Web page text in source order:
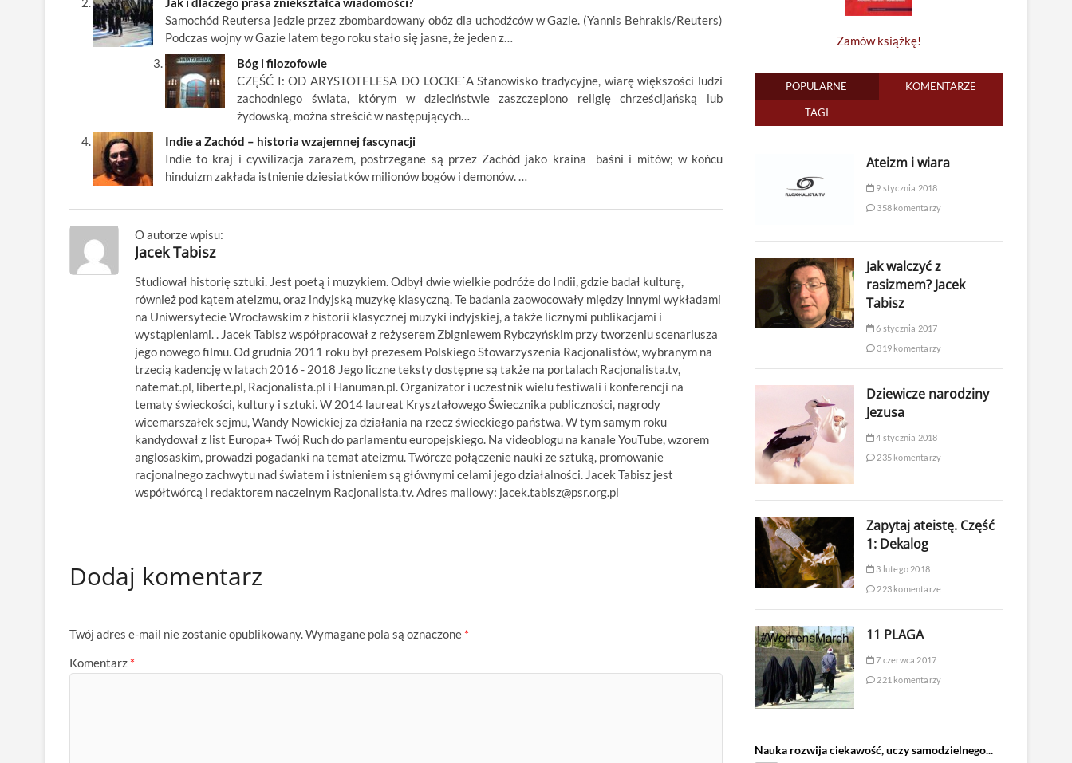
k
Samochód Reutersa jedzie przez zbombardowany obóz dla uchodźców w Gazie. (Yannis Behrakis/Reuters)
Podczas wojny w Gazie latem tego roku stało się jasne, że jeden z…
Bóg i filozofowie
CZĘŚĆ I: OD ARYSTOTELESA DO LOCKE´A Stanowisko tradycyjne, wiarę większości ludzi
zachodniego świata, którym w dzieciństwie zaszczepiono religię chrześcijańską lub
żydowską, można streścić w następujących…
Indie a Zachód – historia wzajemnej fascynacji
Indie to kraj i cywilizacja zarazem, postrzegane są przez Zachód jako kraina baśni i mitów; w końcu
hinduizm zakłada istnienie dziesiatków milionów bogów i demonów. …
O autorze wpisu:
Jacek Tabisz
Studiował historię sztuki. Jest poetą i muzykiem. Odbył dwie wielkie podróże do Indii, gdzie badał kulturę,
również pod kątem ateizmu, oraz indyjską muzykę klasyczną. Te badania zaowocowały między innymi wykładami
na Uniwersytecie Wrocławskim z historii klasycznej muzyki indyjskiej, a także licznymi publikacjami i
wystąpieniami. . Jacek Tabisz współpracował z reżyserem Zbigniewem Rybczyńskim przy tworzeniu scenariusza
jego nowego filmu. Od grudnia 2011 roku był prezesem Polskiego Stowarzyszenia Racjonalistów, wybranym na
trzecią kadencję w latach 2016 - 2018 Jego liczne teksty dostępne są także na portalach Racjonalista.tv,
natemat.pl, liberte.pl, Racjonalista.pl i Hanuman.pl. Organizator i uczestnik wielu festiwali i konferencji na
tematy świeckości, kultury i sztuki. W 2014 laureat Kryształowego Świecznika publiczności, nagrody
wicemarszałek sejmu, Wandy Nowickiej za działania na rzecz świeckiego państwa. W tym samym roku
kandydował z list Europa+ Twój Ruch do parlamentu europejskiego. Na videoblogu na kanale YouTube, wzorem
anglosaskim, prowadzi pogadanki na temat ateizmu. Twórcze połączenie nauki ze sztuką, promowanie
racjonalnego zachwytu nad światem i istnieniem są głównymi celami jego działalności. Jacek Tabisz jest
współtwórcą i redaktorem naczelnym Racjonalista.tv. Adres mailowy: jacek.tabisz@psr.org.pl
Dodaj komentarz
Twój adres e-mail nie zostanie opublikowany.Wymagane pola są oznaczone *
Komentarz *
Zamów książkę!
POPULARNE KOMENTARZE
TAGI
Ateizm i wiara
9 stycznia 2018
358 komentarzy
Jak walczyć z
rasizmem? Jacek
Tabisz
6 stycznia 2017
319 komentarzy
Dziewicze narodziny
Jezusa
4 stycznia 2018
235 komentarzy
Zapytaj ateistę. Część
1: Dekalog
3 lutego 2018
223 komentarze
11 PLAGA
7 czerwca 2017
221 komentarzy
Nauka rozwija ciekawość, uczy samodzielnego...